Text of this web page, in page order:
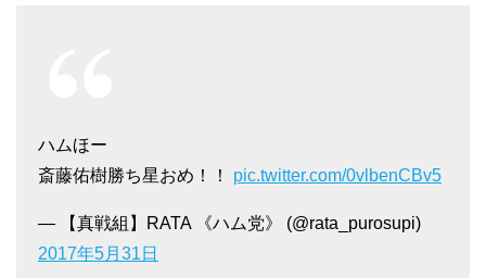
ハムほー
斎藤佑樹勝ち星おめ！！ pic.twitter.com/0vlbenCBv5
— 【真戦組】RATA 《ハム党》 (@rata_purosupi)
2017年5月31日